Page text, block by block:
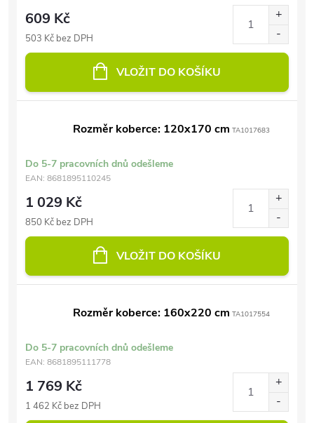
609 Kč
503 Kč bez DPH
VLOŽIT DO KOŠÍKU
Rozměr koberce: 120x170 cm TA1017683
Do 5-7 pracovních dnů odešleme
EAN: 8681895110245
1 029 Kč
850 Kč bez DPH
VLOŽIT DO KOŠÍKU
Rozměr koberce: 160x220 cm TA1017554
Do 5-7 pracovních dnů odešleme
EAN: 8681895111778
1 769 Kč
1 462 Kč bez DPH